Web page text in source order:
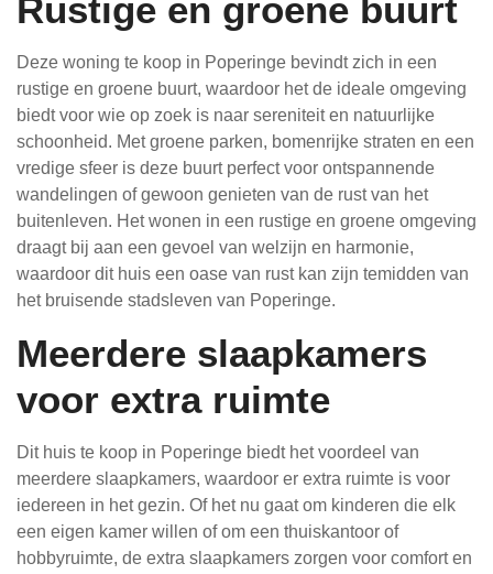
Rustige en groene buurt
Deze woning te koop in Poperinge bevindt zich in een
rustige en groene buurt, waardoor het de ideale omgeving
biedt voor wie op zoek is naar sereniteit en natuurlijke
schoonheid. Met groene parken, bomenrijke straten en een
vredige sfeer is deze buurt perfect voor ontspannende
wandelingen of gewoon genieten van de rust van het
buitenleven. Het wonen in een rustige en groene omgeving
draagt bij aan een gevoel van welzijn en harmonie,
waardoor dit huis een oase van rust kan zijn temidden van
het bruisende stadsleven van Poperinge.
Meerdere slaapkamers
voor extra ruimte
Dit huis te koop in Poperinge biedt het voordeel van
meerdere slaapkamers, waardoor er extra ruimte is voor
iedereen in het gezin. Of het nu gaat om kinderen die elk
een eigen kamer willen of om een thuiskantoor of
hobbyruimte, de extra slaapkamers zorgen voor comfort en